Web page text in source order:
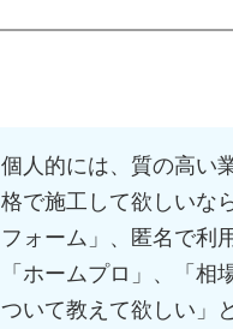
個人的には、質の高い
格で施工して欲しいな
フォーム」、匿名で利
「ホームプロ」、「相
ついて教えて欲しい」